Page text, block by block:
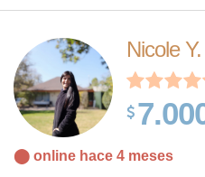
Nicole Y.
⬤ online hace 4 meses